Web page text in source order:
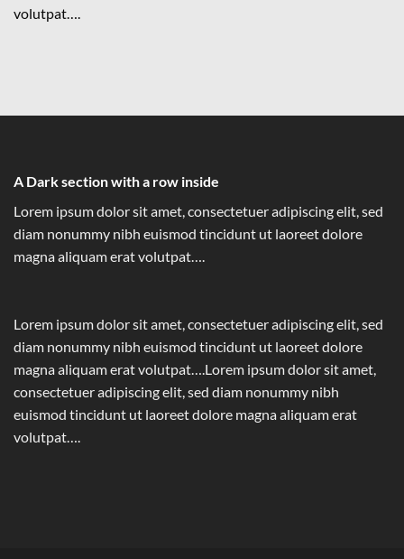
volutpat….
A Dark section with a row inside
Lorem ipsum dolor sit amet, consectetuer adipiscing elit, sed
diam nonummy nibh euismod tincidunt ut laoreet dolore
magna aliquam erat volutpat….
Lorem ipsum dolor sit amet, consectetuer adipiscing elit, sed
diam nonummy nibh euismod tincidunt ut laoreet dolore
magna aliquam erat volutpat….Lorem ipsum dolor sit amet,
consectetuer adipiscing elit, sed diam nonummy nibh
euismod tincidunt ut laoreet dolore magna aliquam erat
volutpat….